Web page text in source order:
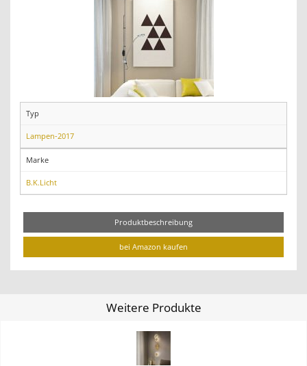
Typ
Lampen-2017
Marke
B.K.Licht
Produktbeschreibung
bei Amazon kaufen
Weitere Produkte